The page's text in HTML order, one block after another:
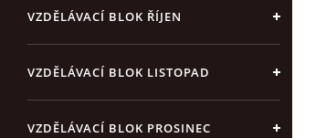
VZDĚLÁVACÍ BLOK ŘÍJEN
VZDĚLÁVACÍ BLOK LISTOPAD
VZDĚLÁVACÍ BLOK PROSINEC